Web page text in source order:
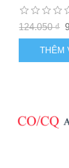
124.050 ₫
THÊM